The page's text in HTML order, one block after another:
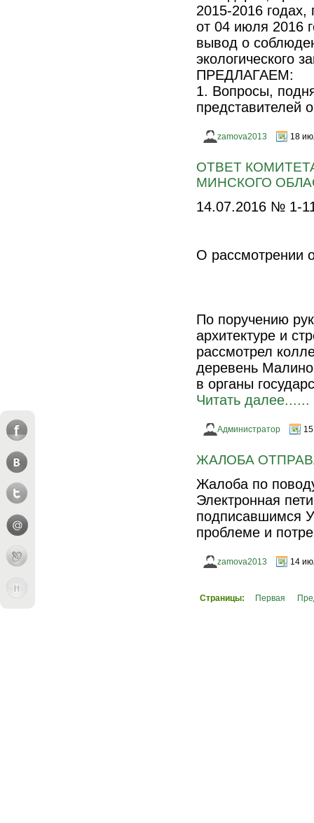
2015-2016 годах,
от 04 июля 2016
вывод о
экологического
ПРЕДЛАГАЕМ:
1. Вопросы,
представителей
zamova2013 18
ОТВЕТ
МИНСКОГО
14.07.2016 № 1-
О рассмотрении
По поручению
архитектуре и
рассмотрел
деревень
в органы
Читать далее......
Администратор
ЖАЛОБА
Жалоба по
Электронная
подписавшимся
проблеме и
zamova2013 14
Страницы: Первая